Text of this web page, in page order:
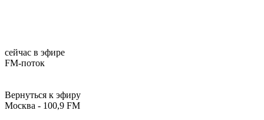
сейчас в эфире
FM-поток
Вернуться к эфиру
Москва - 100,9 FM